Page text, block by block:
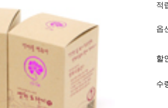
적
옵
할
수